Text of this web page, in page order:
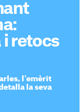
retocs
l'emèrit
la seva